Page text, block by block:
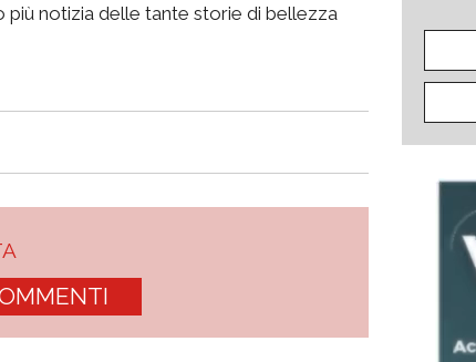
notizia delle tante storie di bellezza